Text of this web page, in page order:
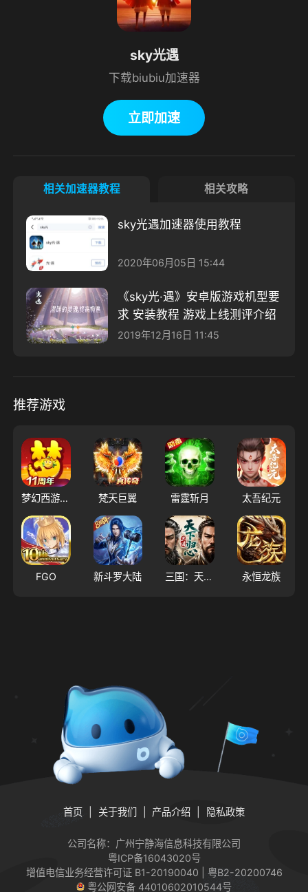
sky光遇
下载biubiu加速器
立即加速
相关加速器教程 相关攻略
sky光遇加速器使用教程
2020年06月05日 15:44
《sky光·遇》安卓版游戏机型要
求 安装教程 游戏上线测评介绍
2019年12月16日 11:45
推荐游戏
梦幻西游（大陆服） 梵天巨翼 雷霆斩月 太吾纪元
FGO 新斗罗大陆 三国：天下归心 永恒龙族
首页 关于我们 产品介绍 隐私政策
公司名称：广州宁静海信息科技有限公司
粤ICP备16043020号
增值电信业务经营许可证 B1-20190040 | 粤B2-20200746
粤公网安备 44010602010544号